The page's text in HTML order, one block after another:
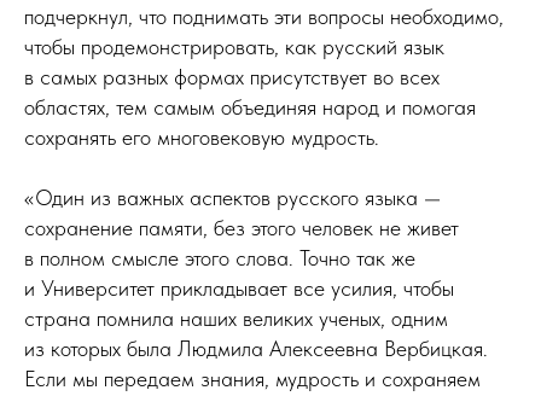
подчеркнул, что поднимать эти вопросы необходимо,
чтобы продемонстрировать, как русский язык
в самых разных формах присутствует во всех
областях, тем самым объединяя народ и помогая
сохранять его многовековую мудрость.
«Один из важных аспектов русского языка —
сохранение памяти, без этого человек не живет
в полном смысле этого слова. Точно так же
и Университет прикладывает все усилия, чтобы
страна помнила наших великих ученых, одним
из которых была Людмила Алексеевна Вербицкая.
Если мы передаем знания, мудрость и сохраняем